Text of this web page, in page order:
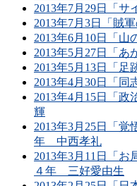
2013年7月29日「サ
2013年7月3日「賊
2013年6月10日「山
2013年5月27日「あ
2013年5月13日「足
2013年4月30日「同
2013年4月15日「
輝
2013年3月25日「覚
年 中西孝礼
2013年3月11日「
４年 三好愛由生